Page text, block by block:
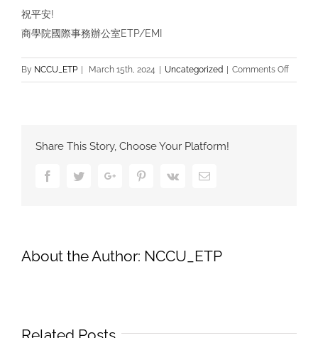
祝平安!
商學院國際事務辦公室ETP/EMI
By NCCU_ETP March 15th, 2024 Uncategorized Comments Offon
112
Share This Story, Choose Your Platform!
FacebookTwitterGoogle+ PinterestVk Email
About the Author: NCCU_ETP